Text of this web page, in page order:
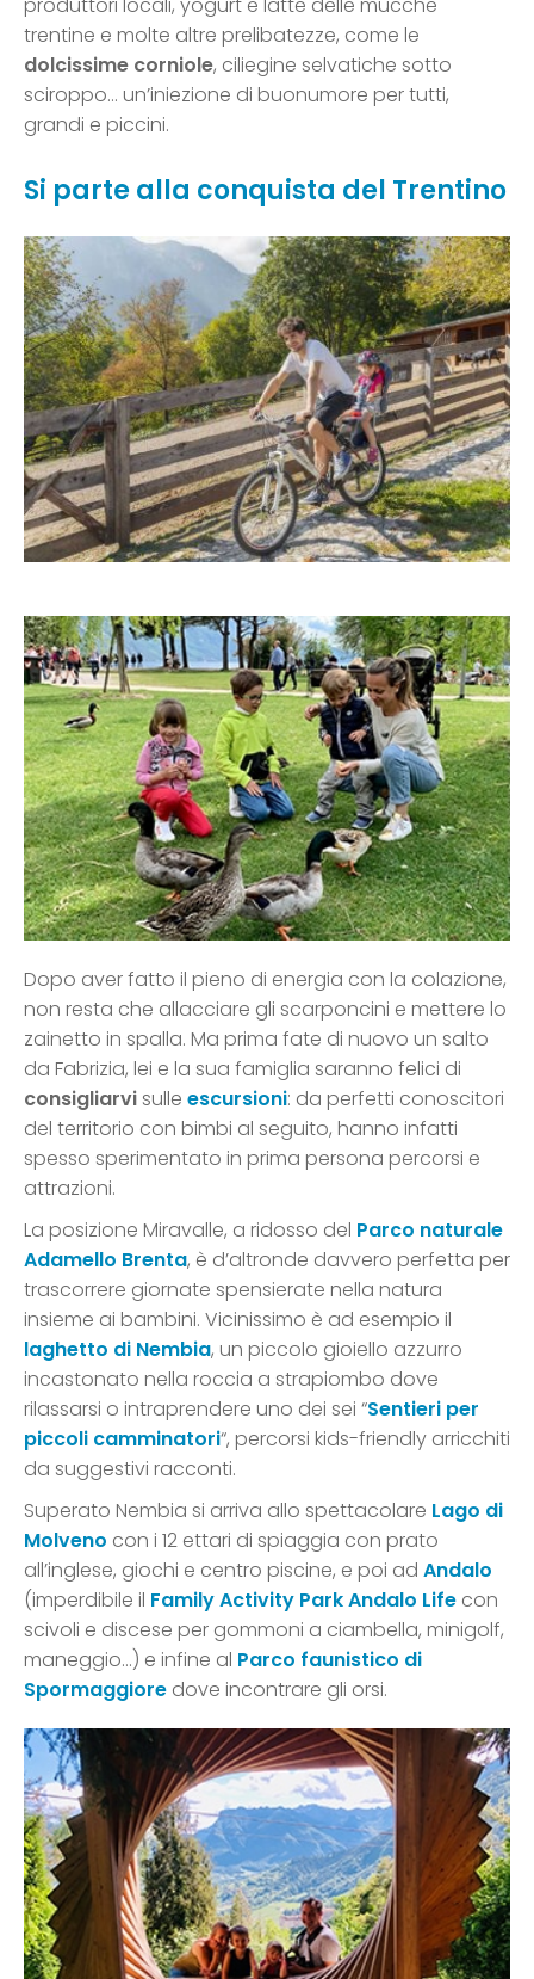
produttori locali, yogurt e latte delle mucche
trentine e molte altre prelibatezze, come le
dolcissime corniole, ciliegine selvatiche sotto
sciroppo… un’iniezione di buonumore per tutti,
grandi e piccini.
Si parte alla conquista del Trentino
Dopo aver fatto il pieno di energia con la colazione,
non resta che allacciare gli scarponcini e mettere lo
zainetto in spalla. Ma prima fate di nuovo un salto
da Fabrizia, lei e la sua famiglia saranno felici di
consigliarvisulle escursioni: da perfetti conoscitori
del territorio con bimbi al seguito, hanno infatti
spesso sperimentato in prima persona percorsi e
attrazioni.
La posizione Miravalle, a ridosso del Parco naturale
Adamello Brenta, è d’altronde davvero perfetta per
trascorrere giornate spensierate nella natura
insieme ai bambini. Vicinissimo è ad esempio il
laghetto di Nembia, un piccolo gioiello azzurro
incastonato nella roccia a strapiombo dove
rilassarsi o intraprendere uno dei sei “Sentieri per
piccoli camminatori“, percorsi kids-friendly arricchiti
da suggestivi racconti.
Superato Nembia si arriva allo spettacolare Lago di
Molveno con i 12 ettari di spiaggia con prato
all’inglese, giochi e centro piscine, e poi ad Andalo
(imperdibile il Family Activity Park Andalo Life con
scivoli e discese per gommoni a ciambella, minigolf,
maneggio…) e infine al Parco faunistico di
Spormaggiore dove incontrare gli orsi.